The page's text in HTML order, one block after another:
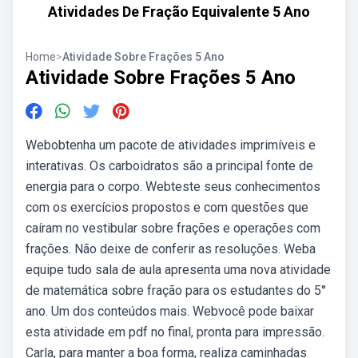
Atividades De Fração Equivalente 5 Ano
Home>Atividade Sobre Frações 5 Ano
Atividade Sobre Frações 5 Ano
Webobtenha um pacote de atividades imprimíveis e
interativas. Os carboidratos são a principal fonte de
energia para o corpo. Webteste seus conhecimentos
com os exercícios propostos e com questões que
caíram no vestibular sobre frações e operações com
frações. Não deixe de conferir as resoluções. Weba
equipe tudo sala de aula apresenta uma nova atividade
de matemática sobre fração para os estudantes do 5°
ano. Um dos conteúdos mais. Webvocê pode baixar
esta atividade em pdf no final, pronta para impressão.
Carla, para manter a boa forma, realiza caminhadas